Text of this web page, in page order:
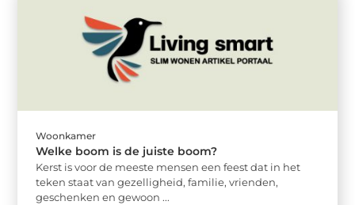
Woonkamer
Welke boom is de juiste boom?
Kerst is voor de meeste mensen een feest dat in het
teken staat van gezelligheid, familie, vrienden,
geschenken en gewoon ...